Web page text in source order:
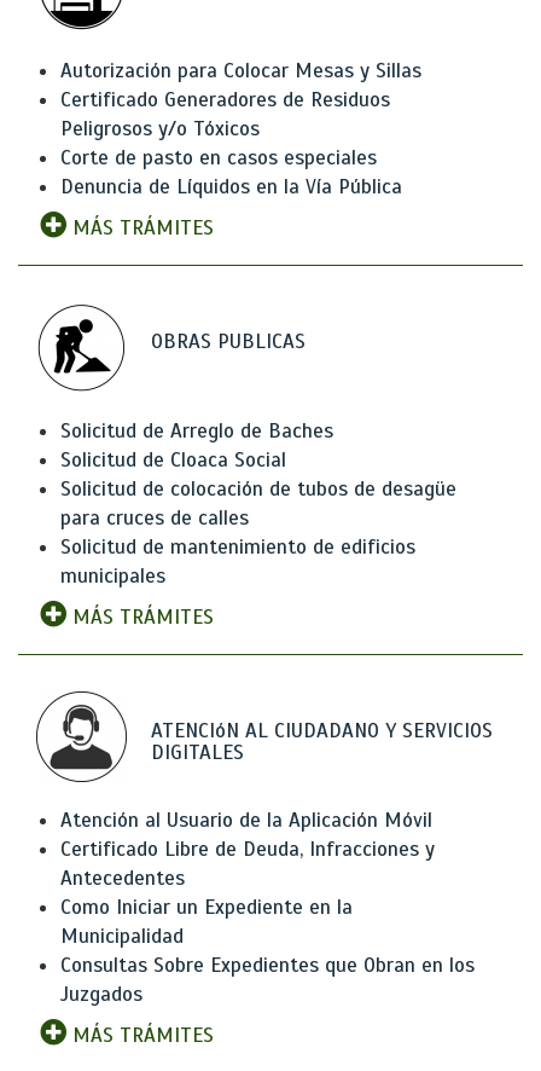
Autorización para Colocar Mesas y Sillas
Certificado Generadores de Residuos
Peligrosos y/o Tóxicos
Corte de pasto en casos especiales
Denuncia de Líquidos en la Vía Pública
MÁS TRÁMITES
OBRAS PUBLICAS
Solicitud de Arreglo de Baches
Solicitud de Cloaca Social
Solicitud de colocación de tubos de desagüe
para cruces de calles
Solicitud de mantenimiento de edificios
municipales
MÁS TRÁMITES
ATENCIóN AL CIUDADANO Y SERVICIOS
DIGITALES
Atención al Usuario de la Aplicación Móvil
Certificado Libre de Deuda, Infracciones y
Antecedentes
Como Iniciar un Expediente en la
Municipalidad
Consultas Sobre Expedientes que Obran en los
Juzgados
MÁS TRÁMITES